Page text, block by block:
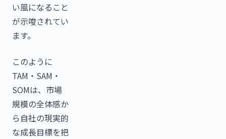
い風になること
が示唆されてい
ます。
このように
TAM・SAM・
SOMは、市場
規模の全体感か
ら自社の現実的
な成長目標を把